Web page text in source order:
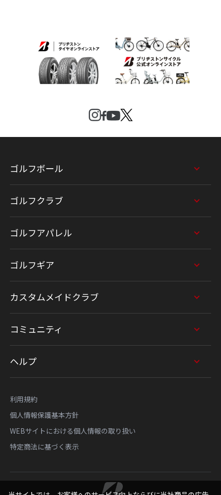
ゴルフボール
ゴルフクラブ
ゴルフアパレル
ゴルフギア
カスタムメイドクラブ
コミュニティ
ヘルプ
利用規約
個人情報保護基本方針
WEBサイトにおける個人情報の取り扱い
特定商法に基づく表示